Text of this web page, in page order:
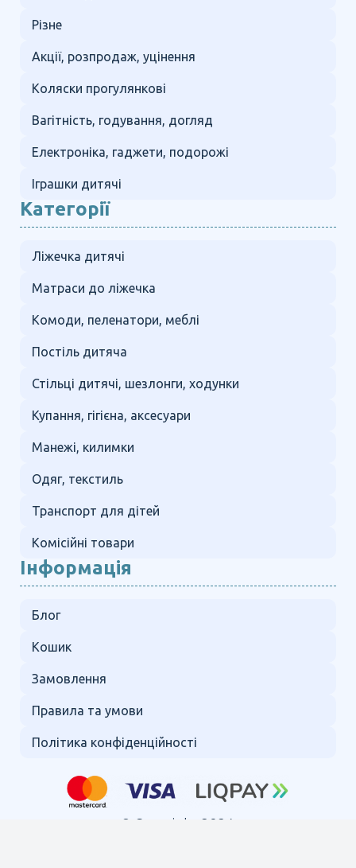
Різне
Акції, розпродаж, уцінення
Коляски прогулянкові
Вагітність, годування, догляд
Електроніка, гаджети, подорожі
Іграшки дитячі
Категорії
Ліжечка дитячі
Матраси до ліжечка
Комоди, пеленатори, меблі
Постіль дитяча
Стільці дитячі, шезлонги, ходунки
Купання, гігієна, аксесуари
Манежі, килимки
Одяг, текстиль
Транспорт для дітей
Комісійні товари
Інформація
Блог
Кошик
Замовлення
Правила та умови
Політика конфіденційності
© Copyright 2024.